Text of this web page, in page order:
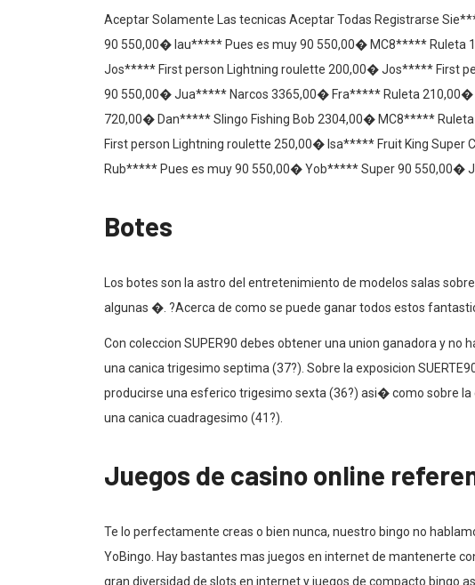
Aceptar Solamente Las tecnicas Aceptar Todas Registrarse
90 550,00� lau***** Pues es muy 90 550,00� MC8***** Ruleta
Jos***** First person Lightning roulette 200,00� Jos***** First
90 550,00� Jua***** Narcos 3365,00� Fra***** Ruleta
720,00� Dan***** Slingo Fishing Bob 2304,00� MC8*****
First person Lightning roulette 250,00� Isa***** Fruit King
Rub***** Pues es muy 90 550,00� Yob***** Super 90 550,00�
Botes
Los botes son la astro del entretenimiento de modelos salas
algunas �. ?Acerca de como se puede ganar todos estos
Con coleccion SUPER90 debes obtener una union ganadora y no
una canica trigesimo septima (37?). Sobre la exposicion
producirse una esferico trigesimo sexta (36?) asi� como sobre la
una canica cuadragesimo (41?).
Juegos de casino online
Te lo perfectamente creas o bien nunca, nuestro bingo no
YoBingo. Hay bastantes mas juegos en internet de mantenerte
gran diversidad de slots en internet y juegos de compacto bingo